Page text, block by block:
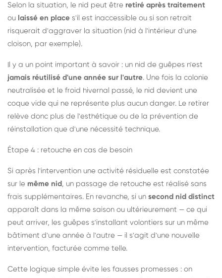
Selon la situation, le nid peut être retiré après traitement
ou laissé en place s'il est inaccessible ou si son retrait
risquerait d'aggraver la situation (nid à l'intérieur d'une
cloison, par exemple).
Il y a un point important à savoir : un nid de guêpes n'est
jamais réutilisé d'une année sur l'autre. Une fois la colonie
neutralisée et le froid hivernal passé, le nid devient une
coque vide qui ne représente plus aucun danger. Le retirer
relève donc plus de l'esthétique ou de la prévention de
réinstallation que d'une nécessité technique.
Étape 4 : retouche en cas de besoin
Si après l'intervention une activité résiduelle est constatée
sur le même nid , un passage de retouche est réalisé sans
frais supplémentaires. En revanche, si un second nid distinct
apparaît dans la même saison ou ultérieurement — ce qui
peut arriver, les guêpes s'installant volontiers sur un même
bâtiment d'une année à l'autre — il s'agit d'une nouvelle
intervention, facturée comme telle.
Cette logique simple évite les fausses promesses : on